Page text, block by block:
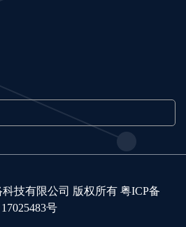
技有限公司 版权所有 粤ICP备
17025483号